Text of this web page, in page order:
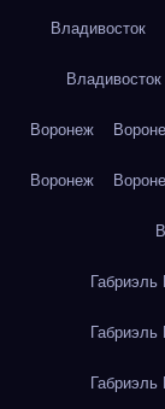
Владивосток
Владивосток
Воронеж
Воронеж